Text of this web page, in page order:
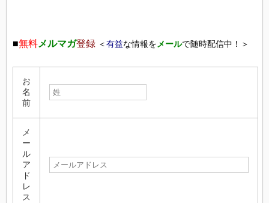
■無料メルマガ登録 ＜有益な情報をメールで随時配信中！＞
お
名
前
メ
ー
ル
ア
ド
レ
ス